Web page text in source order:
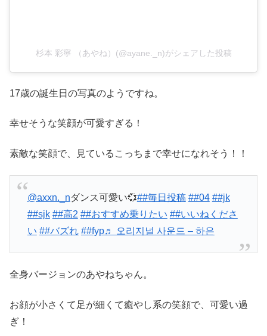
杉本 彩寧 （あやね）(@ayane._n)がシェアした投稿
17歳の誕生日の写真のようですね。
幸せそうな笑顔が可愛すぎる！
素敵な笑顔で、見ているこっちまで幸せになれそう！！
@axxn._nダンス可愛い💞##毎日投稿 ##04 ##jk
##sjk ##高2 ##おすすめ乗りたい ##いいねくださ
い ##バズれ ##fyp♬ 오리지널 사운드 – 하은
全身バージョンのあやねちゃん。
お顔が小さくて足が細くて癒やし系の笑顔で、可愛い過
ぎ！